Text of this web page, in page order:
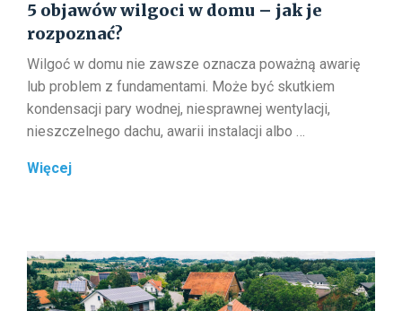
5 objawów wilgoci w domu – jak je
rozpoznać?
Wilgoć w domu nie zawsze oznacza poważną awarię
lub problem z fundamentami. Może być skutkiem
kondensacji pary wodnej, niesprawnej wentylacji,
nieszczelnego dachu, awarii instalacji albo …
Więcej5
domu
–
jak